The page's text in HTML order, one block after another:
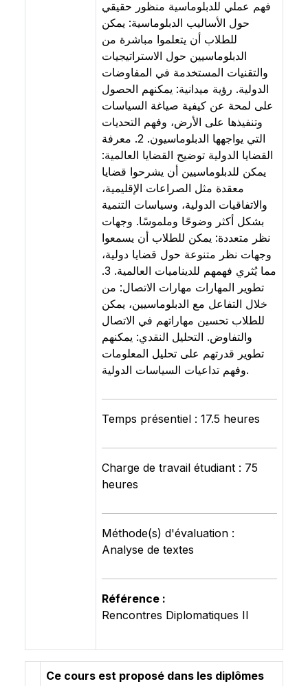
فهم عملي للدبلوماسية منظور حقيقي
حول الأساليب الدبلوماسية: يمكن
للطلاب أن يتعلموا مباشرة من
الدبلوماسيين حول الاستراتيجيات
والتقنيات المستخدمة في المفاوضات
الدولية. رؤية ميدانية: يمكنهم الحصول
على لمحة عن كيفية صياغة السياسات
وتنفيذها على الأرض، وفهم التحديات
التي يواجهها الدبلوماسيون. 2. معرفة
القضايا الدولية توضيح القضايا العالمية:
يمكن للدبلوماسيين أن يشرحوا قضايا
معقدة مثل الصراعات الإقليمية،
والاتفاقيات الدولية، وسياسات التنمية
بشكل أكثر وضوحًا وملموسًا. وجهات
نظر متعددة: يمكن للطلاب أن يسمعوا
وجهات نظر متنوعة حول قضايا دولية،
مما يُثري فهمهم للديناميات العالمية. 3.
تطوير المهارات مهارات الاتصال: من
خلال التفاعل مع الدبلوماسيين، يمكن
للطلاب تحسين مهاراتهم في الاتصال
والتفاوض. التحليل النقدي: يمكنهم
تطوير قدرتهم على تحليل المعلومات
وفهم تداعيات السياسات الدولية.
Temps présentiel : 17.5 heures
Charge de travail étudiant : 75
heures
Méthode(s) d'évaluation :
Analyse de textes
Référence :
Rencontres Diplomatiques II
Ce cours est proposé dans les diplômes